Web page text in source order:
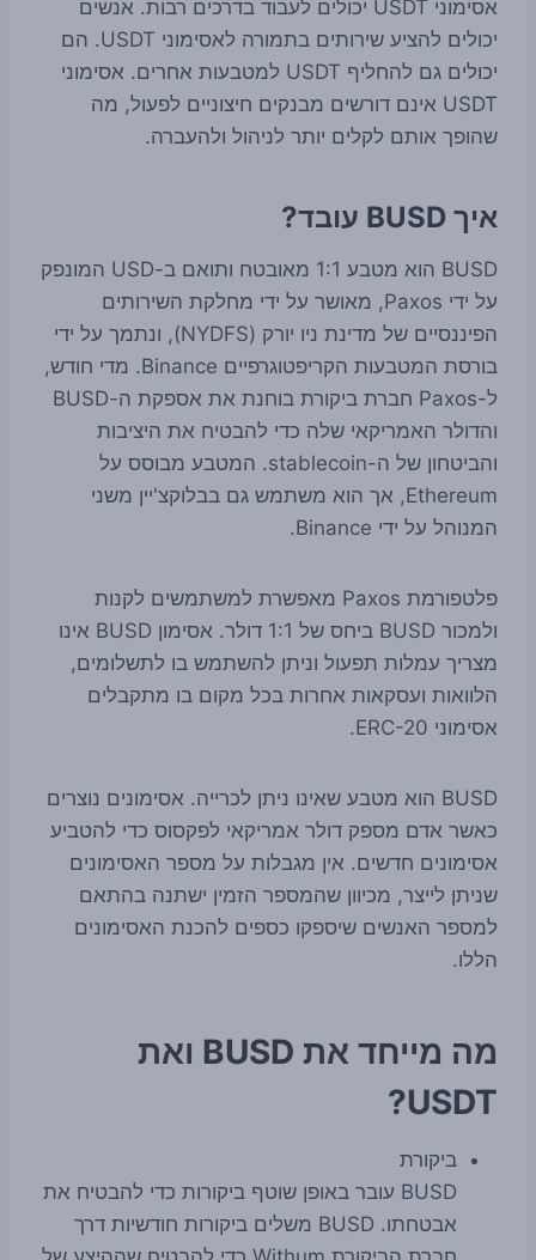
אסימוני USDT יכולים לעבוד בדרכים רבות. אנשים
יכולים להציע שירותים בתמורה לאסימוני USDT. הם
יכולים גם להחליף USDT למטבעות אחרים. אסימוני
USDT אינם דורשים מבנקים חיצוניים לפעול, מה
שהופך אותם לקלים יותר לניהול ולהעברה.
איך BUSD עובד?
BUSD הוא מטבע 1:1 מאובטח ותואם ב-USD המונפק
על ידי Paxos, מאושר על ידי מחלקת השירותים
הפיננסיים של מדינת ניו יורק (NYDFS), ונתמך על ידי
בורסת המטבעות הקריפטוגרפיים Binance. מדי חודש,
ל-Paxos חברת ביקורת בוחנת את אספקת ה-BUSD
והדולר האמריקאי שלה כדי להבטיח את היציבות
והביטחון של ה-stablecoin. המטבע מבוסס על
Ethereum, אך הוא משתמש גם בבלוקצ'יין משני
המנוהל על ידי Binance.
פלטפורמת Paxos מאפשרת למשתמשים לקנות
ולמכור BUSD ביחס של 1:1 דולר. אסימון BUSD אינו
מצריך עמלות תפעול וניתן להשתמש בו לתשלומים,
הלוואות ועסקאות אחרות בכל מקום בו מתקבלים
אסימוני ERC-20.
BUSD הוא מטבע שאינו ניתן לכרייה. אסימונים נוצרים
כאשר אדם מספק דולר אמריקאי לפקסוס כדי להטביע
אסימונים חדשים. אין מגבלות על מספר האסימונים
שניתן לייצר, מכיוון שהמספר הזמין ישתנה בהתאם
למספר האנשים שיספקו כספים להכנת האסימונים
הללו.
מה מייחד את BUSD ואת
USDT?
ביקורת
BUSD עובר באופן שוטף ביקורות כדי להבטיח את
אבטחתו. BUSD משלים ביקורות חודשיות דרך